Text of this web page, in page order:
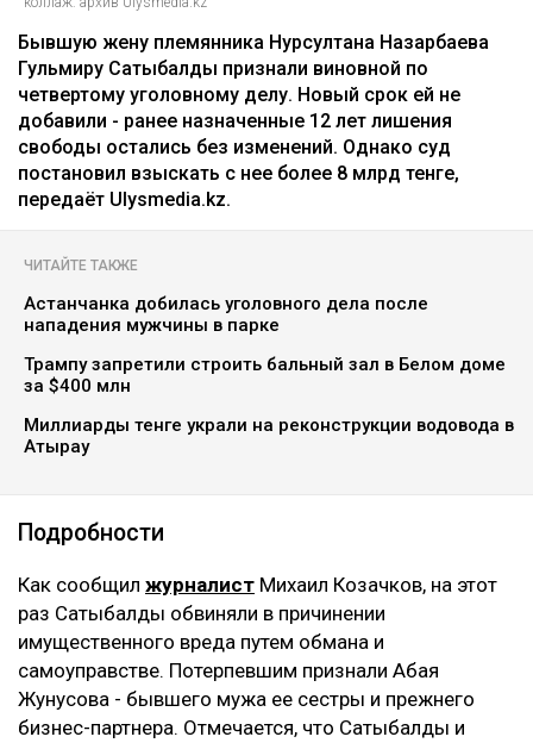
Бывшую жену племянника Нурсултана Назарбаева
Гульмиру Сатыбалды признали виновной по
четвертому уголовному делу. Новый срок ей не
добавили - ранее назначенные 12 лет лишения
свободы остались без изменений. Однако суд
постановил взыскать с нее более 8 млрд тенге,
передаёт Ulysmedia.kz.
ЧИТАЙТЕ ТАКЖЕ
Астанчанка добилась уголовного дела после
нападения мужчины в парке
Трампу запретили строить бальный зал в Белом доме
за $400 млн
Миллиарды тенге украли на реконструкции водовода в
Атырау
Подробности
Как сообщил журналист Михаил Козачков, на этот
раз Сатыбалды обвиняли в причинении
имущественного вреда путем обмана и
самоуправстве. Потерпевшим признали Абая
Жунусова - бывшего мужа ее сестры и прежнего
бизнес-партнера. Отмечается, что Сатыбалды и